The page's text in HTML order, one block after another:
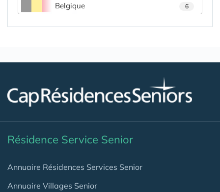
Belgique 6
Résidence Service Senior
Annuaire Résidences Services Senior
Annuaire Villages Senior